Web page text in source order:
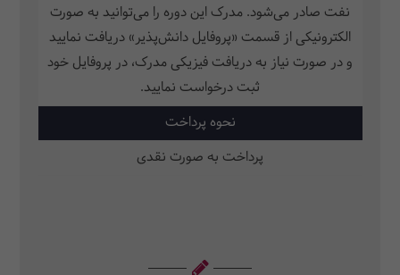
نفت صادر می‌شود. مدرک این دوره را می‌توانید به صورت
الکترونیکی از قسمت «پروفایل دانش‌پذیر» دریافت نمایید
و در صورت نیاز به دریافت فیزیکی مدرک، در پروفایل خود
ثبت‌ درخواست نمایید.
نحوه پرداخت
پرداخت به صورت نقدی